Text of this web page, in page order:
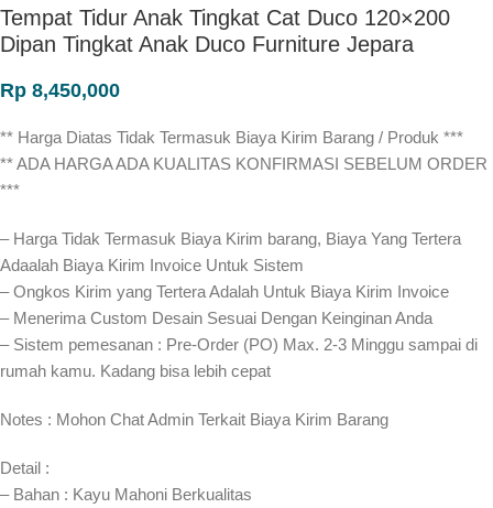
Tempat Tidur Anak Tingkat Cat Duco 120×200
Dipan Tingkat Anak Duco Furniture Jepara
Rp 8,450,000
** Harga Diatas Tidak Termasuk Biaya Kirim Barang / Produk ***
** ADA HARGA ADA KUALITAS KONFIRMASI SEBELUM ORDER
***
– Harga Tidak Termasuk Biaya Kirim barang, Biaya Yang Tertera
Adaalah Biaya Kirim Invoice Untuk Sistem
– Ongkos Kirim yang Tertera Adalah Untuk Biaya Kirim Invoice
– Menerima Custom Desain Sesuai Dengan Keinginan Anda
– Sistem pemesanan : Pre-Order (PO) Max. 2-3 Minggu sampai di
rumah kamu. Kadang bisa lebih cepat⁣⁣
Notes : Mohon Chat Admin Terkait Biaya Kirim Barang
Detail :
– Bahan : Kayu Mahoni Berkualitas